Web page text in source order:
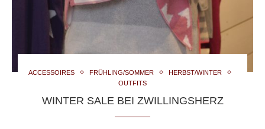
ACCESSOIRES FRÜHLING/SOMMER
HERBST/WINTER
OUTFITS
WINTER SALE BEI ZWILLINGSHERZ